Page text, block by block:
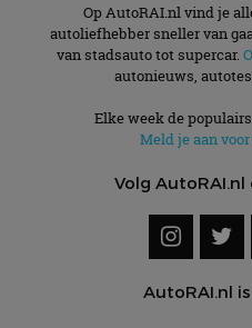
Op AutoRAI.nl vind je
autoliefhebber sneller van
van stadsauto tot supercar.
autonieuws,
Elke week de
Meld je aan
Volg
AutoRAI.nl